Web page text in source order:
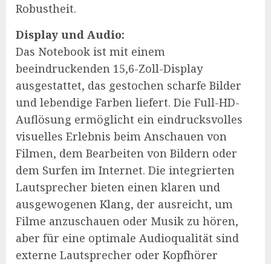
Robustheit.
Display und Audio:
Das Notebook ist mit einem
beeindruckenden 15,6-Zoll-Display
ausgestattet, das gestochen scharfe Bilder
und lebendige Farben liefert. Die Full-HD-
Auflösung ermöglicht ein eindrucksvolles
visuelles Erlebnis beim Anschauen von
Filmen, dem Bearbeiten von Bildern oder
dem Surfen im Internet. Die integrierten
Lautsprecher bieten einen klaren und
ausgewogenen Klang, der ausreicht, um
Filme anzuschauen oder Musik zu hören,
aber für eine optimale Audioqualität sind
externe Lautsprecher oder Kopfhörer